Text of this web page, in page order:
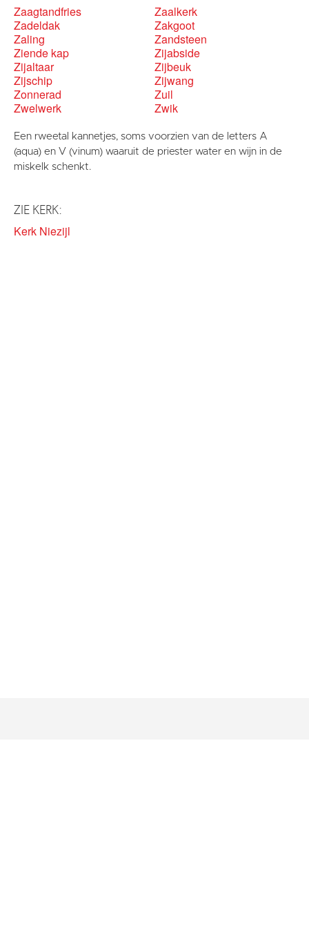
Zaagtandfries
Zaalkerk
Zadeldak
Zakgoot
Zaling
Zandsteen
Ziende kap
Zijabside
Zijaltaar
Zijbeuk
Zijschip
Zijwang
Zonnerad
Zuil
Zwelwerk
Zwik
Een rweetal kannetjes, soms voorzien van de letters A
(aqua) en V (vinum) waaruit de priester water en wijn in de
miskelk schenkt.
ZIE KERK:
Kerk Niezijl